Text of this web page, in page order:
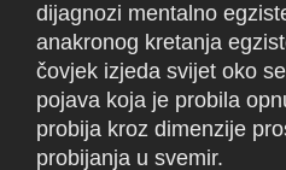
dijagnozi mentalno
anakronog kretanja
čovjek izjeda svijet oko
pojava koja je probila
probija kroz dimenzije
probijanja u svemir.